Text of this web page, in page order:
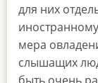
для них
мера
слышащих